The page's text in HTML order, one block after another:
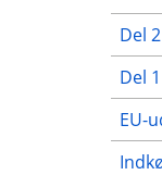
Del
Del
EU-